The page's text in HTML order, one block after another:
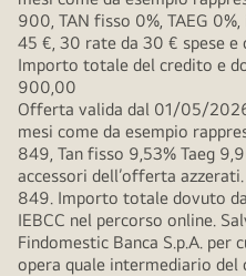
900, TAN fisso 0%, TAEG
45 €, 30 rate da 30 € spese e
Importo totale del credito e
900,00
Offerta valida dal 01/05/
mesi come da esempio
849, Tan fisso 9,53% Taeg
accessori dell’offerta
849. Importo totale dovuto
IEBCC nel percorso online.
Findomestic Banca S.p.A. per
opera quale intermediario del